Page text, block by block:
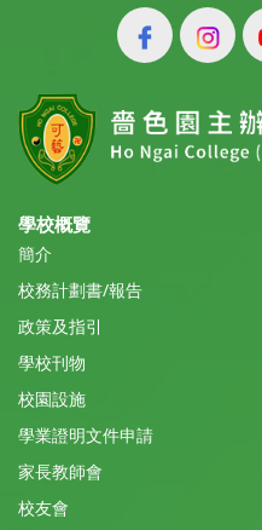
學校概覽
簡介
校務計劃書/報告
政策及指引
學校刊物
校園設施
學業證明文件申請
家長教師會
校友會